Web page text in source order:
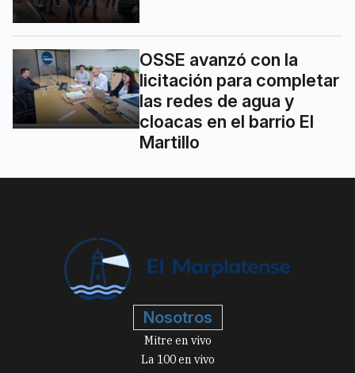
OSSE avanzó con la
licitación para completar
las redes de agua y
cloacas en el barrio El
Martillo
Nosotros
Mitre en vivo
La 100 en vivo